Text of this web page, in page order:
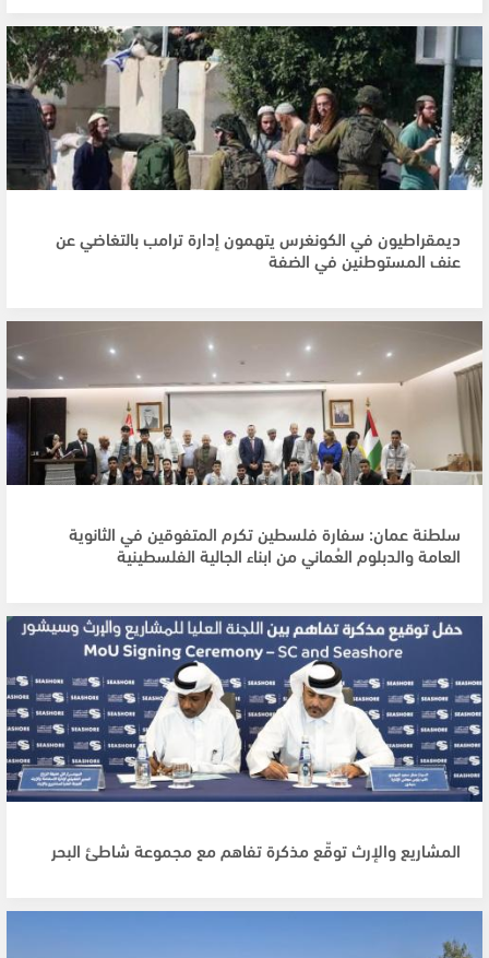
ديمقراطيون في الكونغرس يتهمون إدارة ترامب بالتغاضي عن
عنف المستوطنين في الضفة
سلطنة عمان: سفارة فلسطين تكرم المتفوقين في الثانوية
العامة والدبلوم العُماني من ابناء الجالية الفلسطينية
المشاريع والإرث توقّع مذكرة تفاهم مع مجموعة شاطئ البحر